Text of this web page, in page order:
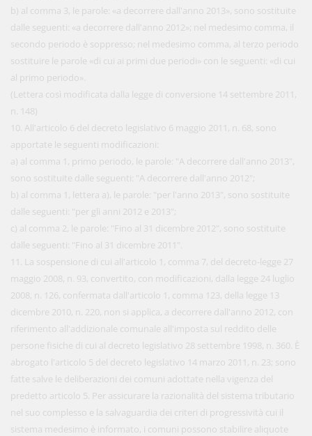
b) al comma 3, le parole: «a decorrere dall'anno 2013», sono sostituite
dalle seguenti: «a decorrere dall'anno 2012»; nel medesimo comma, il
secondo periodo è soppresso; nel medesimo comma, al terzo periodo
sostituire le parole «di cui ai primi due periodi» con le seguenti: «di cui
al primo periodo».
(Lettera così modificata dalla legge di conversione 14 settembre 2011,
n. 148)
10. All'articolo 6 del decreto legislativo 6 maggio 2011, n. 68, sono
apportate le seguenti modificazioni:
a) al comma 1, primo periodo, le parole: "A decorrere dall'anno 2013",
sono sostituite dalle seguenti: "A decorrere dall'anno 2012";
b) al comma 1, lettera a), le parole: "per l'anno 2013", sono sostituite
dalle seguenti: "per gli anni 2012 e 2013";
c) al comma 2, le parole: "Fino al 31 dicembre 2012", sono sostituite
dalle seguenti: "Fino al 31 dicembre 2011".
11. La sospensione di cui all'articolo 1, comma 7, del decreto-legge 27
maggio 2008, n. 93, convertito, con modificazioni, dalla legge 24 luglio
2008, n. 126, confermata dall'articolo 1, comma 123, della legge 13
dicembre 2010, n. 220, non si applica, a decorrere dall'anno 2012, con
riferimento all'addizionale comunale all'imposta sul reddito delle
persone fisiche di cui al decreto legislativo 28 settembre 1998, n. 360. È
abrogato l'articolo 5 del decreto legislativo 14 marzo 2011, n. 23; sono
fatte salve le deliberazioni dei comuni adottate nella vigenza del
predetto articolo 5. Per assicurare la razionalità del sistema tributario
nel suo complesso e la salvaguardia dei criteri di progressività cui il
sistema medesimo è informato, i comuni possono stabilire aliquote